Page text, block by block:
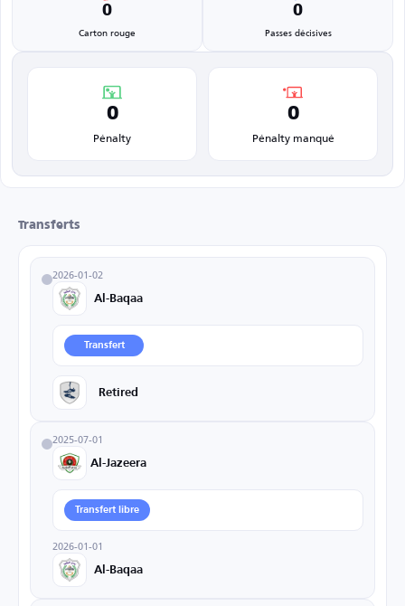
0
Carton rouge
0
Passes décisives
0
Pénalty
0
Pénalty manqué
Transferts
2026-01-02
Al-Baqaa
Transfert
Retired
2025-07-01
Al-Jazeera
Transfert libre
2026-01-01
Al-Baqaa